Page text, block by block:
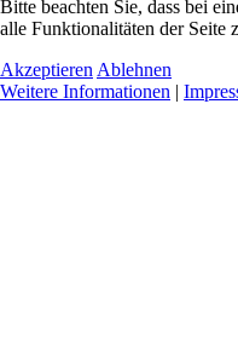
Bitte beachten Sie, dass bei
alle Funktionalitäten der Seite
Akzeptieren Ablehnen
Weitere Informationen |